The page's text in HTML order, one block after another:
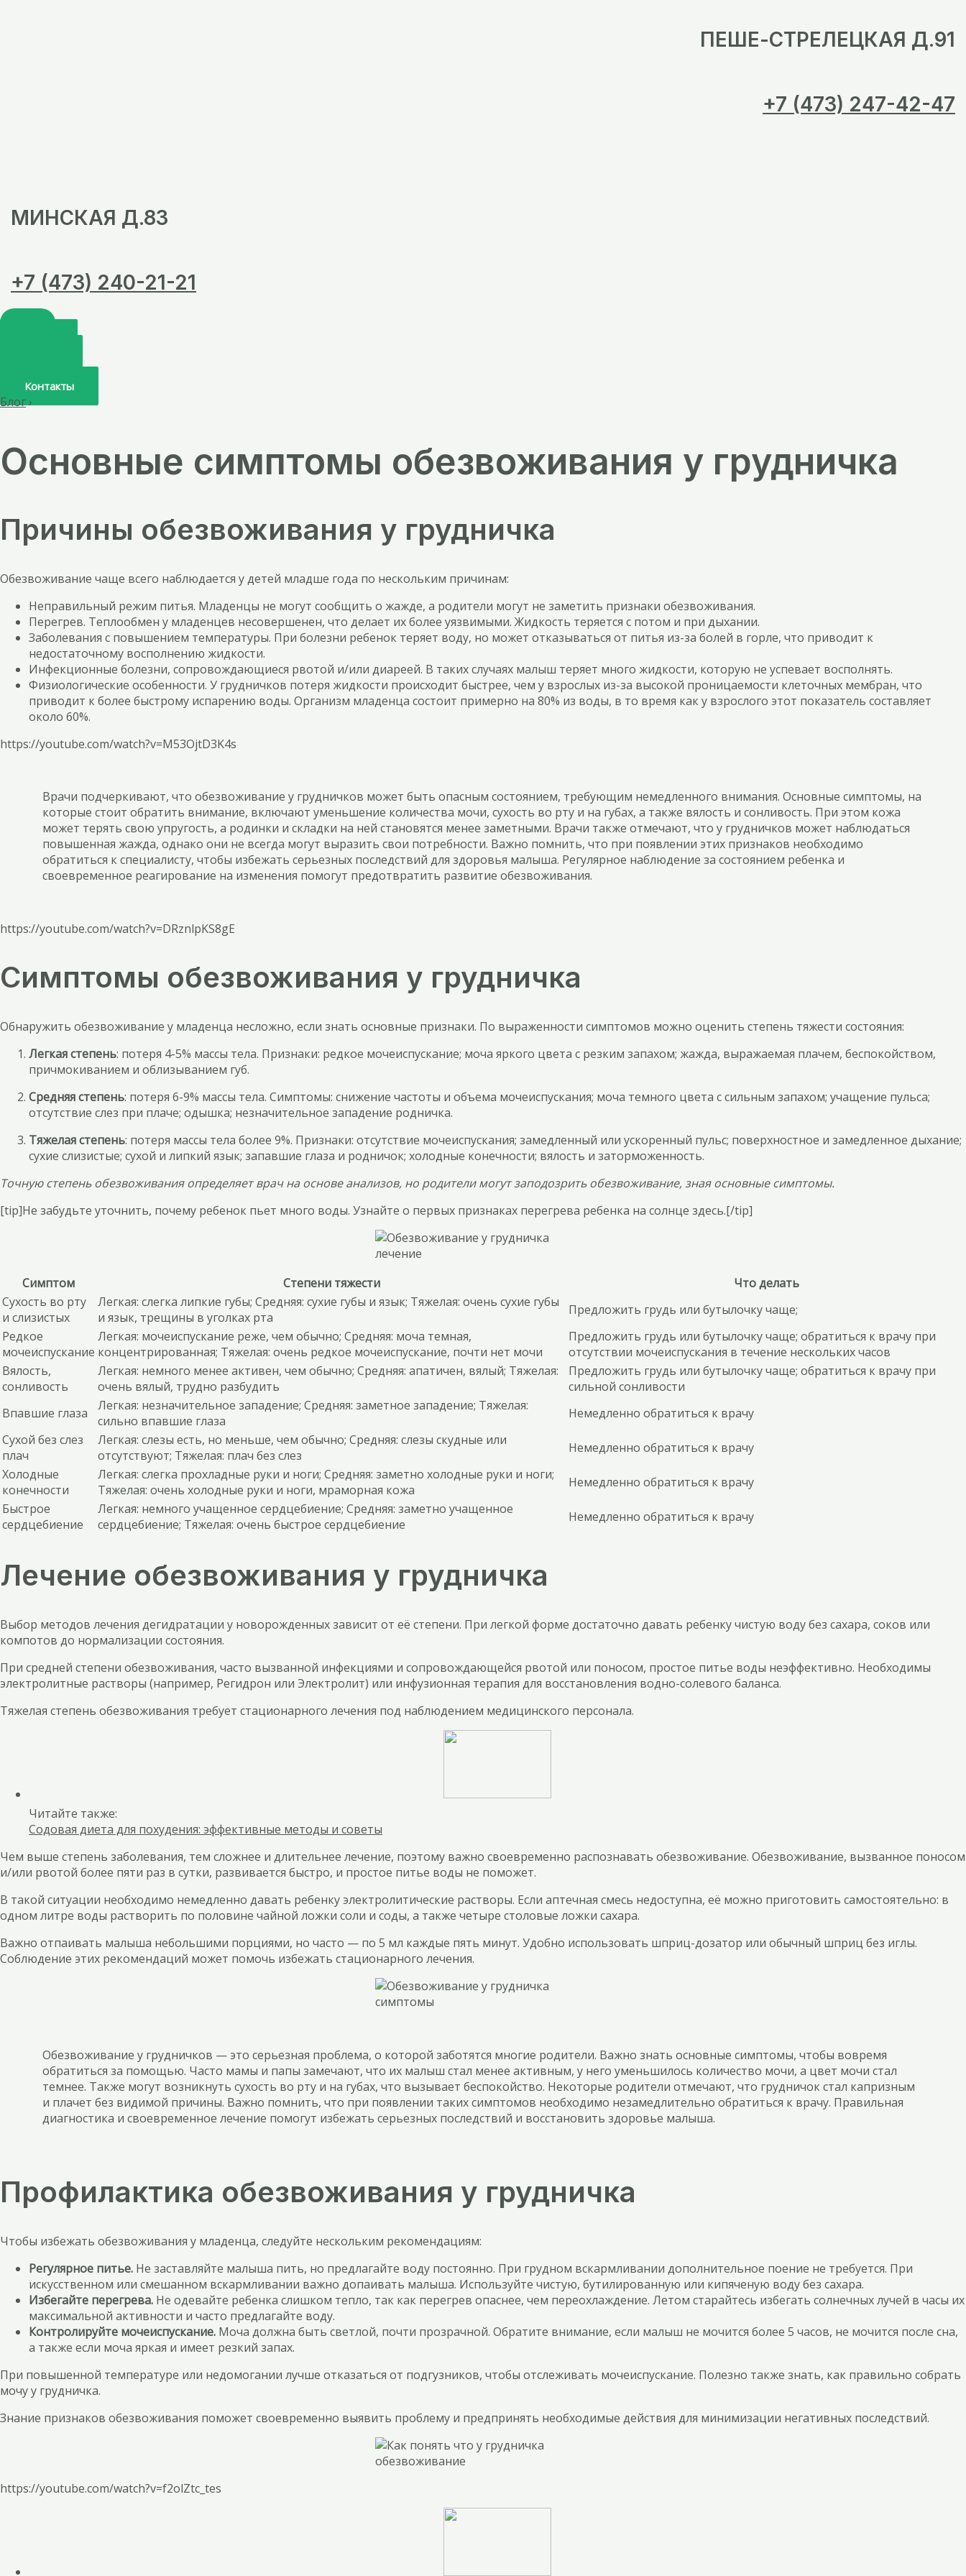
ПЕШЕ-СТРЕЛЕЦКАЯ Д.91
+7 (473) 247-42-47
МИНСКАЯ Д.83
+7 (473) 240-21-21
Контакты
Блог›
Основные симптомы обезвоживания у грудничка
Причины обезвоживания у грудничка
Обезвоживание чаще всего наблюдается у детей младше года по нескольким причинам:
Неправильный режим питья. Младенцы не могут сообщить о жажде, а родители могут не заметить признаки обезвоживания.
Перегрев. Теплообмен у младенцев несовершенен, что делает их более уязвимыми. Жидкость теряется с потом и при дыхании.
Заболевания с повышением температуры. При болезни ребенок теряет воду, но может отказываться от питья из-за болей в горле, что приводит к
недостаточному восполнению жидкости.
Инфекционные болезни, сопровождающиеся рвотой и/или диареей. В таких случаях малыш теряет много жидкости, которую не успевает восполнять.
Физиологические особенности. У грудничков потеря жидкости происходит быстрее, чем у взрослых из-за высокой проницаемости клеточных мембран, что
приводит к более быстрому испарению воды. Организм младенца состоит примерно на 80% из воды, в то время как у взрослого этот показатель составляет
около 60%.
https://youtube.com/watch?v=M53OjtD3K4s
Врачи подчеркивают, что обезвоживание у грудничков может быть опасным состоянием, требующим немедленного внимания. Основные симптомы, на
которые стоит обратить внимание, включают уменьшение количества мочи, сухость во рту и на губах, а также вялость и сонливость. При этом кожа
может терять свою упругость, а родинки и складки на ней становятся менее заметными. Врачи также отмечают, что у грудничков может наблюдаться
повышенная жажда, однако они не всегда могут выразить свои потребности. Важно помнить, что при появлении этих признаков необходимо
обратиться к специалисту, чтобы избежать серьезных последствий для здоровья малыша. Регулярное наблюдение за состоянием ребенка и
своевременное реагирование на изменения помогут предотвратить развитие обезвоживания.
https://youtube.com/watch?v=DRznlpKS8gE
Симптомы обезвоживания у грудничка
Обнаружить обезвоживание у младенца несложно, если знать основные признаки. По выраженности симптомов можно оценить степень тяжести состояния:
Легкая степень: потеря 4-5% массы тела. Признаки: редкое мочеиспускание; моча яркого цвета с резким запахом; жажда, выражаемая плачем, беспокойством,
причмокиванием и облизыванием губ.
Средняя степень: потеря 6-9% массы тела. Симптомы: снижение частоты и объема мочеиспускания; моча темного цвета с сильным запахом; учащение пульса;
отсутствие слез при плаче; одышка; незначительное западение родничка.
Тяжелая степень: потеря массы тела более 9%. Признаки: отсутствие мочеиспускания; замедленный или ускоренный пульс; поверхностное и замедленное дыхание;
сухие слизистые; сухой и липкий язык; запавшие глаза и родничок; холодные конечности; вялость и заторможенность.
Точную степень обезвоживания определяет врач на основе анализов, но родители могут заподозрить обезвоживание, зная основные симптомы.
[tip]Не забудьте уточнить, почему ребенок пьет много воды. Узнайте о первых признаках перегрева ребенка на солнце здесь.[/tip]
Симптом Степени тяжести
Что делать
Сухость во рту
и слизистых
Легкая: слегка липкие губы; Средняя: сухие губы и язык; Тяжелая: очень сухие губы
и язык, трещины в уголках рта
Предложить грудь или бутылочку чаще;
Редкое
мочеиспускание
Легкая: мочеиспускание реже, чем обычно; Средняя: моча темная,
концентрированная; Тяжелая: очень редкое мочеиспускание, почти нет мочи
Предложить грудь или бутылочку чаще; обратиться к врачу при
отсутствии мочеиспускания в течение нескольких часов
Вялость,
сонливость
Легкая: немного менее активен, чем обычно; Средняя: апатичен, вялый; Тяжелая:
очень вялый, трудно разбудить
Предложить грудь или бутылочку чаще; обратиться к врачу при
сильной сонливости
Впавшие глаза
Легкая: незначительное западение; Средняя: заметное западение; Тяжелая:
сильно впавшие глаза
Немедленно обратиться к врачу
Сухой без слез
плач
Легкая: слезы есть, но меньше, чем обычно; Средняя: слезы скудные или
отсутствуют; Тяжелая: плач без слез
Немедленно обратиться к врачу
Холодные
конечности
Легкая: слегка прохладные руки и ноги; Средняя: заметно холодные руки и ноги;
Тяжелая: очень холодные руки и ноги, мраморная кожа
Немедленно обратиться к врачу
Быстрое
сердцебиение
Легкая: немного учащенное сердцебиение; Средняя: заметно учащенное
сердцебиение; Тяжелая: очень быстрое сердцебиение
Немедленно обратиться к врачу
Лечение обезвоживания у грудничка
Выбор методов лечения дегидратации у новорожденных зависит от её степени. При легкой форме достаточно давать ребенку чистую воду без сахара, соков или
компотов до нормализации состояния.
При средней степени обезвоживания, часто вызванной инфекциями и сопровождающейся рвотой или поносом, простое питье воды неэффективно. Необходимы
электролитные растворы (например, Регидрон или Электролит) или инфузионная терапия для восстановления водно-солевого баланса.
Тяжелая степень обезвоживания требует стационарного лечения под наблюдением медицинского персонала.
Читайте также:
Содовая диета для похудения: эффективные методы и советы
Чем выше степень заболевания, тем сложнее и длительнее лечение, поэтому важно своевременно распознавать обезвоживание. Обезвоживание, вызванное поносом
и/или рвотой более пяти раз в сутки, развивается быстро, и простое питье воды не поможет.
В такой ситуации необходимо немедленно давать ребенку электролитические растворы. Если аптечная смесь недоступна, её можно приготовить самостоятельно: в
одном литре воды растворить по половине чайной ложки соли и соды, а также четыре столовые ложки сахара.
Важно отпаивать малыша небольшими порциями, но часто — по 5 мл каждые пять минут. Удобно использовать шприц-дозатор или обычный шприц без иглы.
Соблюдение этих рекомендаций может помочь избежать стационарного лечения.
Обезвоживание у грудничков — это серьезная проблема, о которой заботятся многие родители. Важно знать основные симптомы, чтобы вовремя
обратиться за помощью. Часто мамы и папы замечают, что их малыш стал менее активным, у него уменьшилось количество мочи, а цвет мочи стал
темнее. Также могут возникнуть сухость во рту и на губах, что вызывает беспокойство. Некоторые родители отмечают, что грудничок стал капризным
и плачет без видимой причины. Важно помнить, что при появлении таких симптомов необходимо незамедлительно обратиться к врачу. Правильная
диагностика и своевременное лечение помогут избежать серьезных последствий и восстановить здоровье малыша.
Профилактика обезвоживания у грудничка
Чтобы избежать обезвоживания у младенца, следуйте нескольким рекомендациям:
Регулярное питье. Не заставляйте малыша пить, но предлагайте воду постоянно. При грудном вскармливании дополнительное поение не требуется. При
искусственном или смешанном вскармливании важно допаивать малыша. Используйте чистую, бутилированную или кипяченую воду без сахара.
Избегайте перегрева. Не одевайте ребенка слишком тепло, так как перегрев опаснее, чем переохлаждение. Летом старайтесь избегать солнечных лучей в часы их
максимальной активности и часто предлагайте воду.
Контролируйте мочеиспускание. Моча должна быть светлой, почти прозрачной. Обратите внимание, если малыш не мочится более 5 часов, не мочится после сна,
а также если моча яркая и имеет резкий запах.
При повышенной температуре или недомогании лучше отказаться от подгузников, чтобы отслеживать мочеиспускание. Полезно также знать, как правильно собрать
мочу у грудничка.
Знание признаков обезвоживания поможет своевременно выявить проблему и предпринять необходимые действия для минимизации негативных последствий.
https://youtube.com/watch?v=f2olZtc_tes